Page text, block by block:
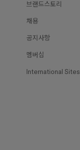
브랜드스토리
채용
공지사항
멤버십
International Sites